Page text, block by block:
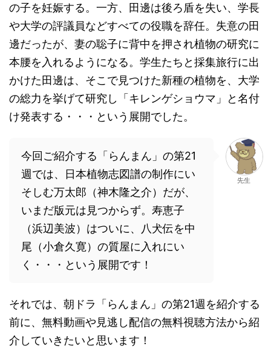
の子を妊娠する。一方、田邊は後ろ盾を失い、学長
や大学の評議員などすべての役職を辞任。失意の田
邊だったが、妻の聡子に背中を押され植物の研究に
本腰を入れるようになる。学生たちと採集旅行に出
かけた田邊は、そこで見つけた新種の植物を、大学
の総力を挙げて研究し「キレンゲショウマ」と名付
け発表する・・・という展開でした。
今回ご紹介する「らんまん」の第21
週では、日本植物志図譜の制作にい
そしむ万太郎（神木隆之介）だが、
いまだ版元は見つからず。寿恵子
（浜辺美波）はついに、八犬伝を中
尾（小倉久寛）の質屋に入れにい
く・・・という展開です！
先生
それでは、朝ドラ「らんまん」の第21週を紹介する
前に、無料動画や見逃し配信の無料視聴方法から紹
介していきたいと思います！